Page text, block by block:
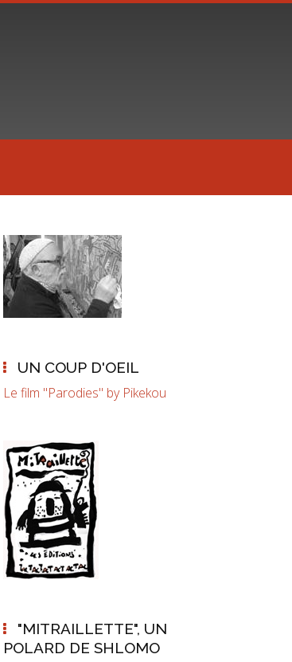
UN COUP D'OEIL
Le film "Parodies" by Pikekou
"MITRAILLETTE", UN
POLARD DE SHLOMO